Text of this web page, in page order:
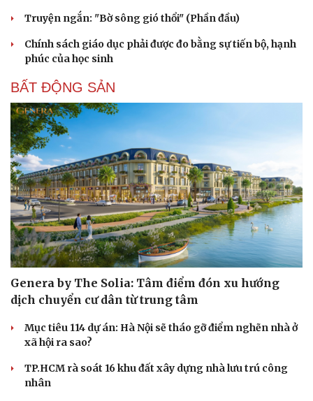
Cải chính
Truyện ngắn: "Bờ sông gió thổi" (Phần đầu)
Chính sách giáo dục phải được đo bằng sự tiến bộ, hạnh
phúc của học sinh
BẤT ĐỘNG SẢN
Genera by The Solia: Tâm điểm đón xu hướng
dịch chuyển cư dân từ trung tâm
Mục tiêu 114 dự án: Hà Nội sẽ tháo gỡ điểm nghẽn nhà ở
xã hội ra sao?
TP.HCM rà soát 16 khu đất xây dựng nhà lưu trú công
nhân